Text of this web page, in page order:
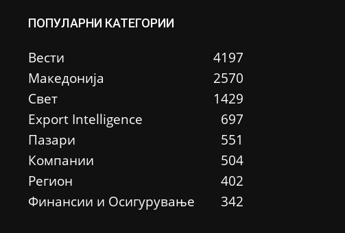
ПОПУЛАРНИ КАТЕГОРИИ
Вести
4197
Македонија
2570
Свет
1429
Еxport Intelligence
697
Пазари
551
Компании
504
Регион
402
Финансии и Осигурување
342